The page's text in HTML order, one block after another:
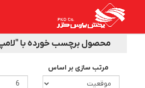
محصول برچسب خورده با
مرتب سازی بر اساس